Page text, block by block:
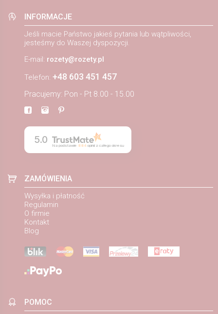
INFORMACJE
Jeśli macie Państwo jakieś pytania lub wątpliwości,
jesteśmy do Waszej dyspozycji.
E-mail: rozety@rozety.pl
Telefon: +48 603 451 457
Pracujemy: Pon - Pt 8.00 - 15.00
5.0
Na podstawie 884opinii z całego okresu
ZAMÓWIENIA
Wysyłka i płatność
Regulamin
O firmie
Kontakt
Blog
POMOC